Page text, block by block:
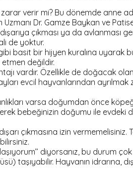
verir mi? Bu dönemde anne
Dr. Gamze Baykan ve
çıkması ya da avlanması
de yoktur.
basit bir hijyen kuralına
değildir.
vardır. Özellikle de doğacak
evcil hayvanlarından
varsa doğumdan önce
bebeğinizin doğumu ile evdeki
çıkmasına izin
diyorsanız, bu durum
taşıyabilir. Hayvanın idrarına,